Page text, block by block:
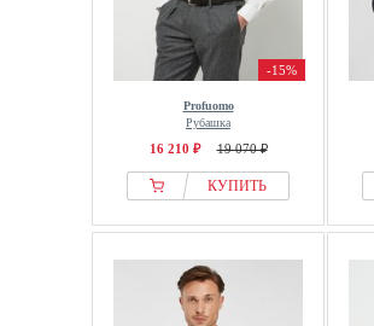
-15%
Profuomo
Рубашка
16 210 ₽ 19 070 ₽
КУПИТЬ